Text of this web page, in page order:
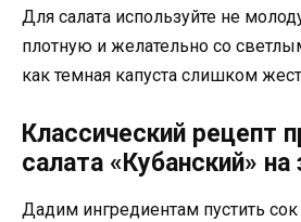
Для салата используйте не
плотную и желательно со
как темная капуста слишком
Классический рецепт
салата «Кубанский» на
Дадим ингредиентам пустить